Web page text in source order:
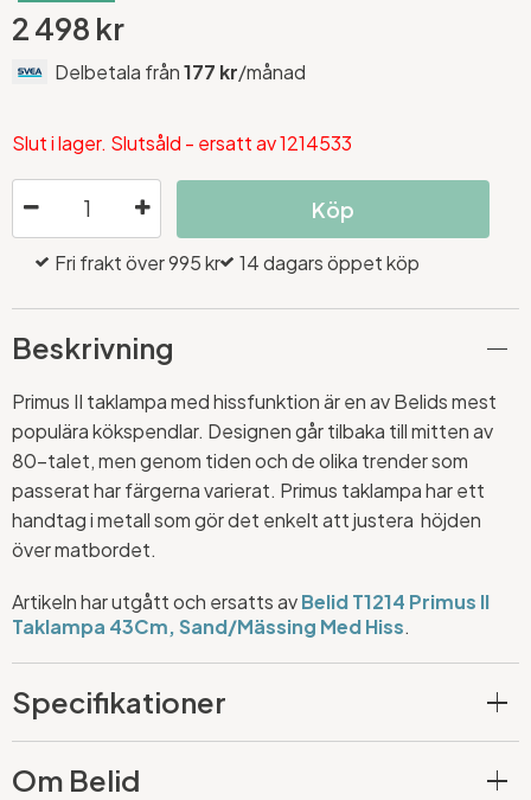
2 498 kr
Delbetala från177 kr/månad
Slut i lager. Slutsåld - ersatt av 1214533
Köp
Fri frakt över 995 kr 14 dagars öppet köp
Beskrivning
Primus II taklampa med hissfunktion är en av Belids mest
populära kökspendlar. Designen går tilbaka till mitten av
80-talet, men genom tiden och de olika trender som
passerat har färgerna varierat. Primus taklampa har ett
handtag i metall som gör det enkelt att justera höjden
över matbordet.
Artikeln har utgått och ersatts avBelid T1214 Primus II
Taklampa 43Cm, Sand/Mässing Med Hiss.
Specifikationer
Om Belid